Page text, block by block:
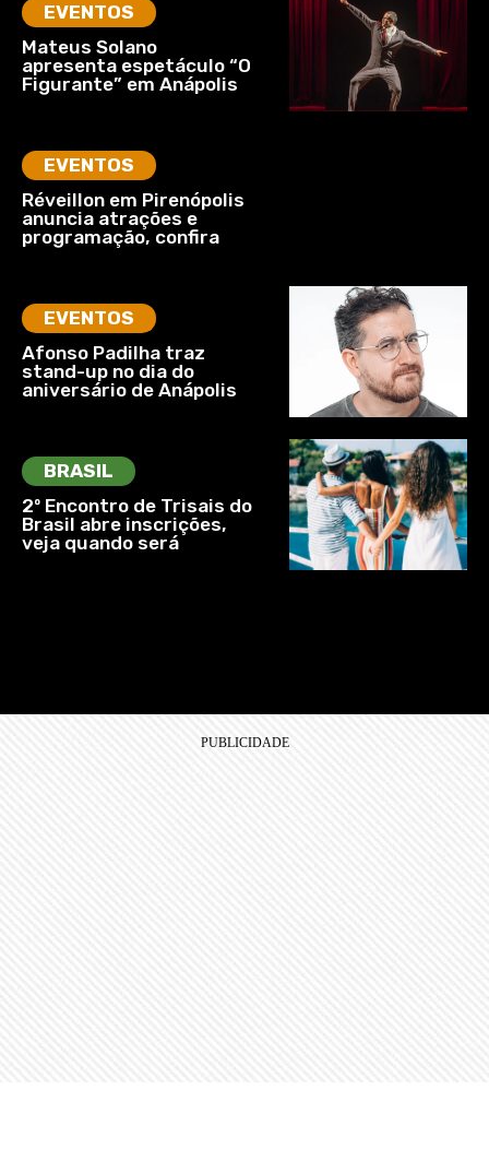
EVENTOS
Mateus Solano
apresenta espetáculo “O
Figurante” em Anápolis
EVENTOS
Réveillon em Pirenópolis
anuncia atrações e
programação, confira
EVENTOS
Afonso Padilha traz
stand-up no dia do
aniversário de Anápolis
BRASIL
2º Encontro de Trisais do
Brasil abre inscrições,
veja quando será